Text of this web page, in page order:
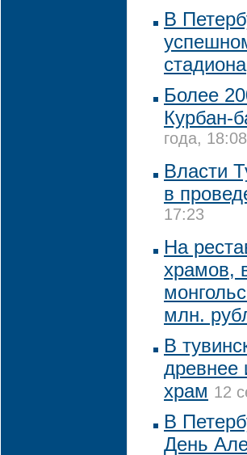
В
стадиона
Более
Курбан-
года, 18:08
Власти
в
17:23
На
храмов,
млн.
В
древнее
храм 12
В
День